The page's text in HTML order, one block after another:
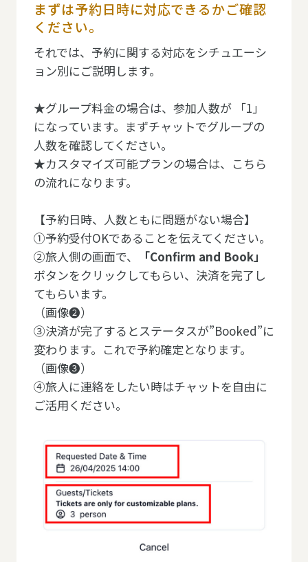
まずは予約日時に対応できるかご確認
ください。
それでは、予約に関する対応をシチュエーシ
ョン別にご説明します。
★グループ料金の場合は、参加人数が 「1」
になっています。まずチャットでグループの
人数を確認してください。
★カスタマイズ可能プランの場合は、こちら
の流れになります。
【予約日時、人数ともに問題がない場合】
①予約受付OKであることを伝えてください。
②旅人側の画面で、
「Confirm and Book」
ボタンをクリックしてもらい、決済を完了し
てもらいます。
（画像❷）
③決済が完了するとステータスが”Booked”に
変わります。これで予約確定となります。
（画像❸）
④旅人に連絡をしたい時はチャットを自由に
ご活用ください。